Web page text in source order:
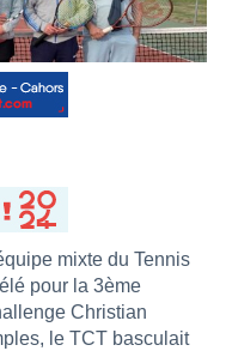
mixte du Tennis
pour la 3ème
Christian
le TCT basculait